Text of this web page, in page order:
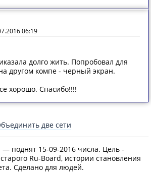
06:19
долго жить. Попробовал для
другом компе - черный экран.
хорошо. Спасибо!!!!
две сети
поднят 15-09-2016 числа. Цель -
Ru-Board, истории становления
Сделано для людей.